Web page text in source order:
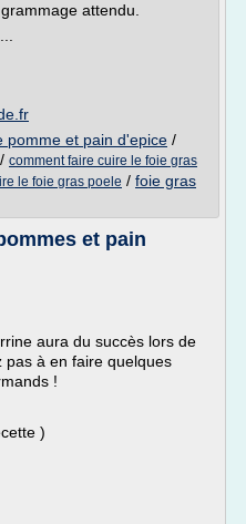
attendu.
pomme et pain d'epice /
/ comment faire cuire le foie gras
le foie gras poele / foie gras
et pain
aura du succès lors de
pas à en faire quelques
!
)